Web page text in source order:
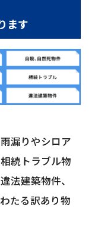
ます
漏りやシロア
続トラブル物
法建築物件、
たる訳あり物